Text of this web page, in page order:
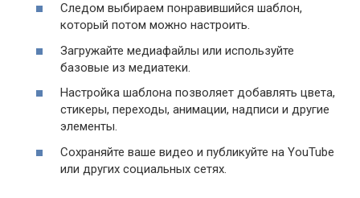
Следом выбираем понравившийся шаблон,
который потом можно настроить.
Загружайте медиафайлы или используйте
базовые из медиатеки.
Настройка шаблона позволяет добавлять цвета,
стикеры, переходы, анимации, надписи и другие
элементы.
Сохраняйте ваше видео и публикуйте на YouTube
или других социальных сетях.